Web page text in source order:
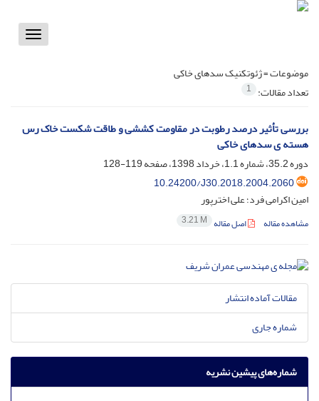
Toggle
موضوعات =ژئوتکنیک سدهای خاکی
تعداد مقالات: 1
بررسی تأثیر درصد رطوبت در مقاومت کششی و طاقت شکست خاک رس
هسته ی سدهای خاکی
دوره 35.2، شماره 1.1، خرداد 1398، صفحه
119-128
10.24200/J30.2018.2004.2060
امین اکرامی فرد؛ علی اخترپور
مشاهده مقاله اصل مقاله 3.21 M
مقالات آماده انتشار
شماره جاری
شماره‌های پیشین نشریه